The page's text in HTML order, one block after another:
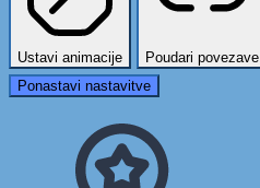
Ustavi animacije
Poudari povezave
Ponastavi nastavitve